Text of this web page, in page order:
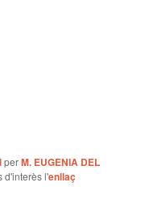
perM. EUGENIA DEL
d'interès l'enllaç